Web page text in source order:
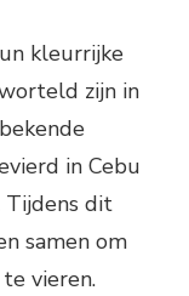
kleurrijke
zijn in
in Cebu
Tijdens dit
samen om
vieren.